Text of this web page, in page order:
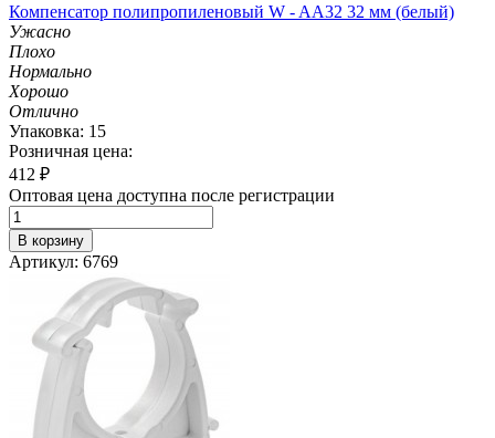
Компенсатор полипропиленовый W - AA32 32 мм (белый)
Ужасно
Плохо
Нормально
Хорошо
Отлично
Упаковка: 15
Розничная цена:
412 ₽
Оптовая цена доступна после регистрации
В корзину
Артикул: 6769